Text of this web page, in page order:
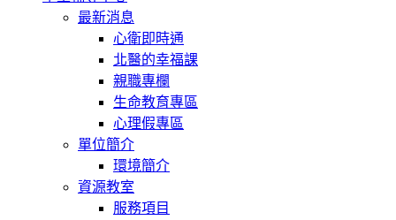
最新消息
心衛即時通
北醫的幸福課
親職專欄
生命教育專區
心理假專區
單位簡介
環境簡介
資源教室
服務項目